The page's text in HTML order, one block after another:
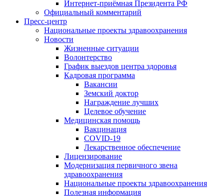
Интернет-приёмная Президента РФ
Официальный комментарий
Пресс-центр
Национальные проекты здравоохранения
Новости
Жизненные ситуации
Волонтерство
График выездов центра здоровья
Кадровая программа
Вакансии
Земский доктор
Награждение лучших
Целевое обучение
Медицинская помощь
Вакцинация
COVID-19
Лекарственное обеспечение
Лицензирование
Модернизация первичного звена
здравоохранения
Национальные проекты здравоохранения
Полезная информация